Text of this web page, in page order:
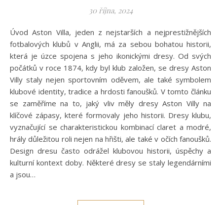
30 října, 2024
Úvod Aston Villa, jeden z nejstarších a nejprestižnějších
fotbalových klubů v Anglii, má za sebou bohatou historii,
která je úzce spojena s jeho ikonickými dresy. Od svých
počátků v roce 1874, kdy byl klub založen, se dresy Aston
Villy staly nejen sportovním oděvem, ale také symbolem
klubové identity, tradice a hrdosti fanoušků. V tomto článku
se zaměříme na to, jaký vliv měly dresy Aston Villy na
klíčové zápasy, které formovaly jeho historii. Dresy klubu,
vyznačující se charakteristickou kombinací claret a modré,
hrály důležitou roli nejen na hřišti, ale také v očích fanoušků.
Design dresu často odrážel klubovou historii, úspěchy a
kulturní kontext doby. Některé dresy se staly legendárními
a jsou…